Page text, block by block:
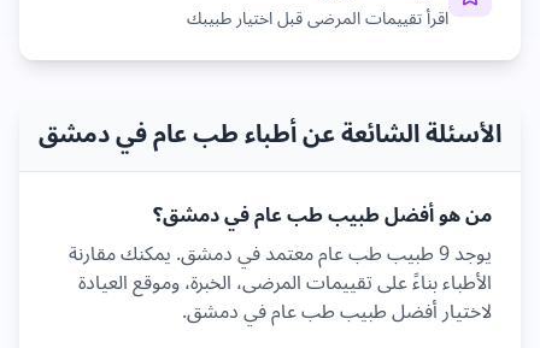
اقرأ تقييمات المرضى قبل اختيار طبيبك
الأسئلة الشائعة عن أطباء طب عام في دمشق
من هو أفضل طبيبطب عامفيدمشق؟
يوجد9طبيبطب عاممعتمد فيدمشق. يمكنك مقارنة
الأطباء بناءً على تقييمات المرضى، الخبرة، وموقع العيادة
لاختيار أفضل طبيبطب عامفيدمشق.